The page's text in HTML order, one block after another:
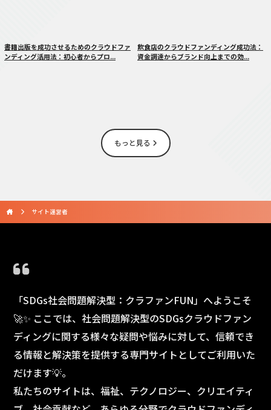
書籍出版を成功させるためのクラウドファ
ンディング活用法：初心者からプロ...
飲食店のクラウドファンディング成功法：
資金調達からブランド向上までの効...
もっと見る
サイト運営者
「SDGs社会問題解決型：クラファンFUN」へようこそ
🚀✨ ここでは、社会問題解決型のSDGsクラウドファン
ディングに関する様々な疑問や悩みに対して、信頼でき
る情報と解決策を提供する専門サイトとしてご利用いた
だけます💡。
私たちのサイトは、福祉、テクノロジー、クリエイティ